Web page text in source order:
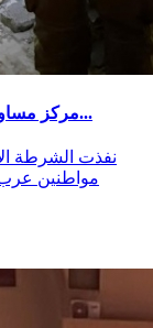
مركز مساواة يرصد : المجتمع العربي في ظل الحرب: قمع...
نفذت الشرطة
مواطنين